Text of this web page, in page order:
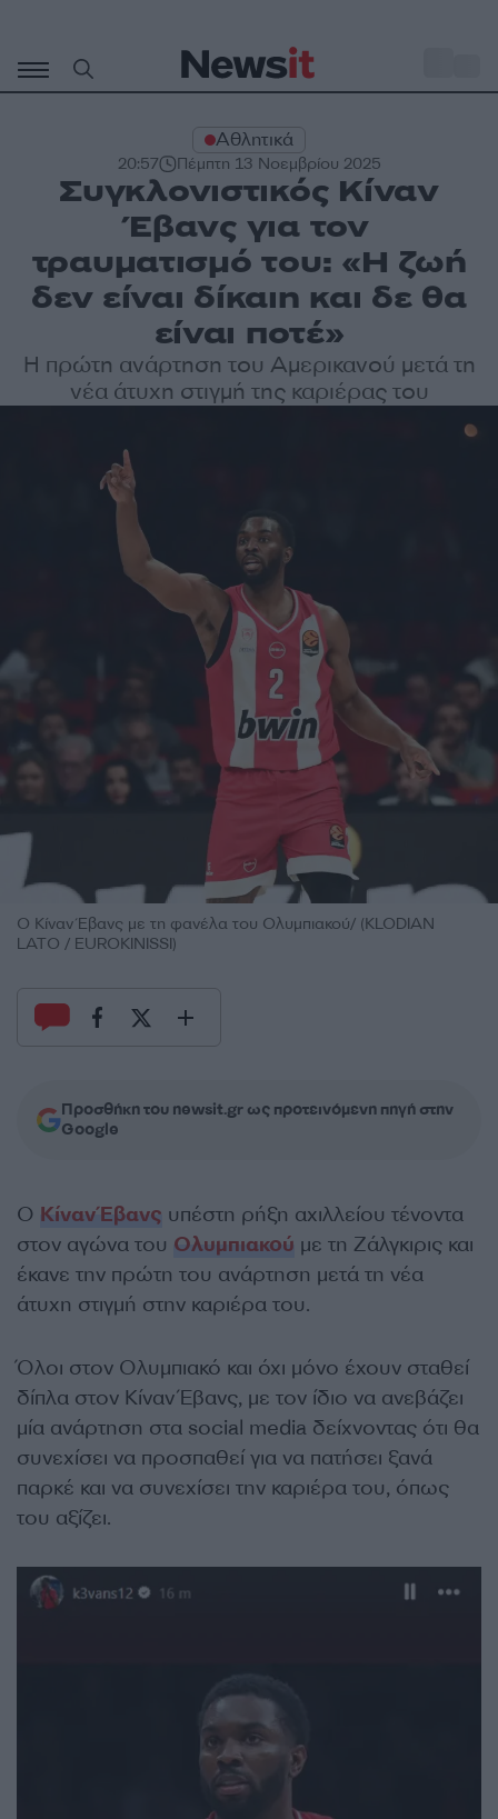
περιεχόμενο
Αθλητικά
20:57 Πέμπτη 13 Νοεμβρίου 2025
Συγκλονιστικός Κίναν
Έβανς για τον
τραυματισμό του: «Η ζωή
δεν είναι δίκαιη και δε θα
είναι ποτέ»
Η πρώτη ανάρτηση του Αμερικανού μετά τη
νέα άτυχη στιγμή της καριέρας του
Ο Κίναν Έβανς με τη φανέλα του Ολυμπιακού/ (KLODIAN
LATO / EUROKINISSI)
Προσθήκη του newsit.gr ως προτεινόμενη πηγή στην
Google
Ο Κίναν Έβανς υπέστη ρήξη αχιλλείου τένοντα
στον αγώνα του Ολυμπιακού με τη Ζάλγκιρις και
έκανε την πρώτη του ανάρτηση μετά τη νέα
άτυχη στιγμή στην καριέρα του.
Όλοι στον Ολυμπιακό και όχι μόνο έχουν σταθεί
δίπλα στον Κίναν Έβανς, με τον ίδιο να ανεβάζει
μία ανάρτηση στα social media δείχνοντας ότι θα
συνεχίσει να προσπαθεί για να πατήσει ξανά
παρκέ και να συνεχίσει την καριέρα του, όπως
του αξίζει.